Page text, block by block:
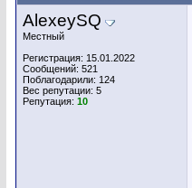
AlexeySQ
Местный
Регистрация: 15.01.2022
Сообщений: 521
Поблагодарили: 124
Вес репутации: 5
Репутация: 10